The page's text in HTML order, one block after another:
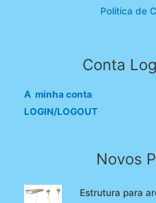
Política de
Conta
A minha conta
LOGIN/LOGOUT
Novos
Estrutura para